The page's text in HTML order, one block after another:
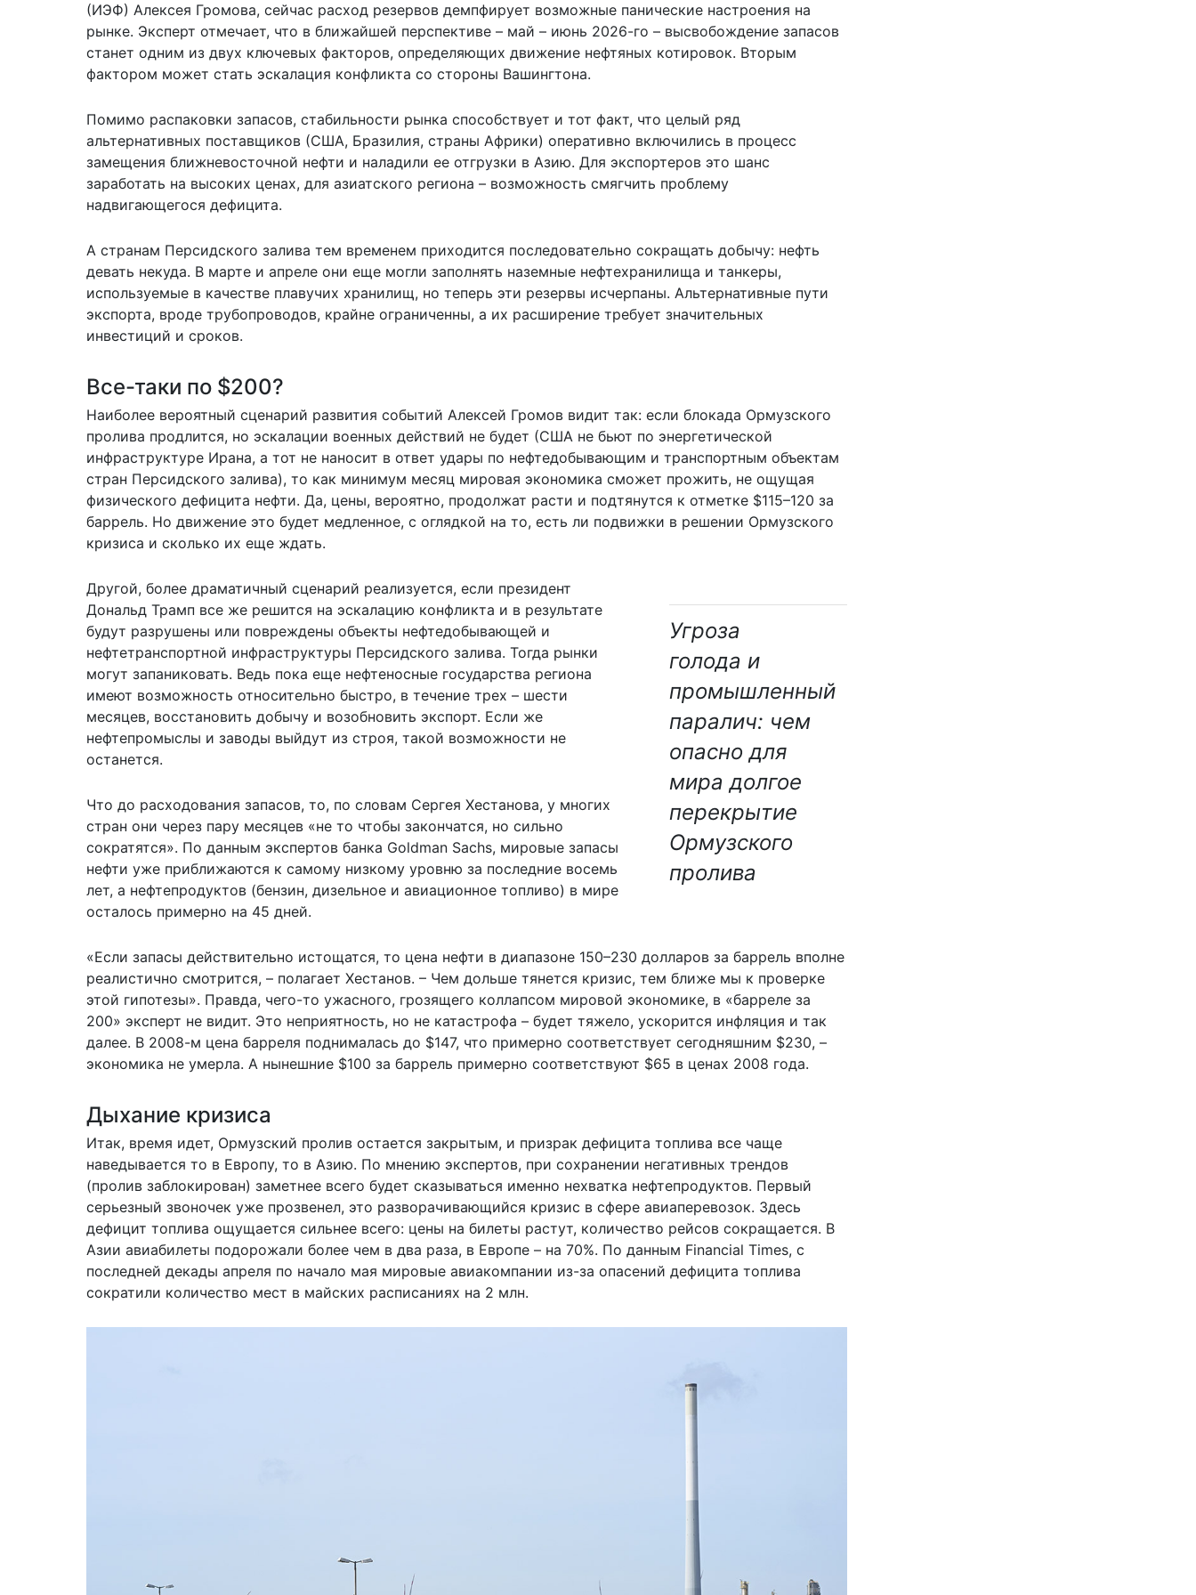
(ИЭФ) Алексея Громова, сейчас расход резервов демпфирует возможные панические настроения на
рынке. Эксперт отмечает, что в ближайшей перспективе – май – июнь 2026-го – высвобождение запасов
станет одним из двух ключевых факторов, определяющих движение нефтяных котировок. Вторым
фактором может стать эскалация конфликта со стороны Вашингтона.
Помимо распаковки запасов, стабильности рынка способствует и тот факт, что целый ряд
альтернативных поставщиков (США, Бразилия, страны Африки) оперативно включились в процесс
замещения ближневосточной нефти и наладили ее отгрузки в Азию. Для экспортеров это шанс
заработать на высоких ценах, для азиатского региона – возможность смягчить проблему
надвигающегося дефицита.
А странам Персидского залива тем временем приходится последовательно сокращать добычу: нефть
девать некуда. В марте и апреле они еще могли заполнять наземные нефтехранилища и танкеры,
используемые в качестве плавучих хранилищ, но теперь эти резервы исчерпаны. Альтернативные пути
экспорта, вроде трубопроводов, крайне ограниченны, а их расширение требует значительных
инвестиций и сроков.
Все-таки по $200?
Наиболее вероятный сценарий развития событий Алексей Громов видит так: если блокада Ормузского
пролива продлится, но эскалации военных действий не будет (США не бьют по энергетической
инфраструктуре Ирана, а тот не наносит в ответ удары по нефтедобывающим и транспортным объектам
стран Персидского залива), то как минимум месяц мировая экономика сможет прожить, не ощущая
физического дефицита нефти. Да, цены, вероятно, продолжат расти и подтянутся к отметке $115–120 за
баррель. Но движение это будет медленное, с оглядкой на то, есть ли подвижки в решении Ормузского
кризиса и сколько их еще ждать.
Угроза
голода и
промышленный
паралич: чем
опасно для
мира долгое
перекрытие
Ормузского
пролива
Другой, более драматичный сценарий реализуется, если президент
Дональд Трамп все же решится на эскалацию конфликта и в результате
будут разрушены или повреждены объекты нефтедобывающей и
нефтетранспортной инфраструктуры Персидского залива. Тогда рынки
могут запаниковать. Ведь пока еще нефтеносные государства региона
имеют возможность относительно быстро, в течение трех – шести
месяцев, восстановить добычу и возобновить экспорт. Если же
нефтепромыслы и заводы выйдут из строя, такой возможности не
останется.
Что до расходования запасов, то, по словам Сергея Хестанова, у многих
стран они через пару месяцев «не то чтобы закончатся, но сильно
сократятся». По данным экспертов банка Goldman Sachs, мировые запасы
нефти уже приближаются к самому низкому уровню за последние восемь
лет, а нефтепродуктов (бензин, дизельное и авиационное топливо) в мире
осталось примерно на 45 дней.
«Если запасы действительно истощатся, то цена нефти в диапазоне 150–230 долларов за баррель вполне
реалистично смотрится, – полагает Хестанов. – Чем дольше тянется кризис, тем ближе мы к проверке
этой гипотезы». Правда, чего-то ужасного, грозящего коллапсом мировой экономике, в «барреле за
200» эксперт не видит. Это неприятность, но не катастрофа – будет тяжело, ускорится инфляция и так
далее. В 2008-м цена барреля поднималась до $147, что примерно соответствует сегодняшним $230, –
экономика не умерла. А нынешние $100 за баррель примерно соответствуют $65 в ценах 2008 года.
Дыхание кризиса
Итак, время идет, Ормузский пролив остается закрытым, и призрак дефицита топлива все чаще
наведывается то в Европу, то в Азию. По мнению экспертов, при сохранении негативных трендов
(пролив заблокирован) заметнее всего будет сказываться именно нехватка нефтепродуктов. Первый
серьезный звоночек уже прозвенел, это разворачивающийся кризис в сфере авиаперевозок. Здесь
дефицит топлива ощущается сильнее всего: цены на билеты растут, количество рейсов сокращается. В
Азии авиабилеты подорожали более чем в два раза, в Европе – на 70%. По данным Financial Times, с
последней декады апреля по начало мая мировые авиакомпании из-за опасений дефицита топлива
сократили количество мест в майских расписаниях на 2 млн.